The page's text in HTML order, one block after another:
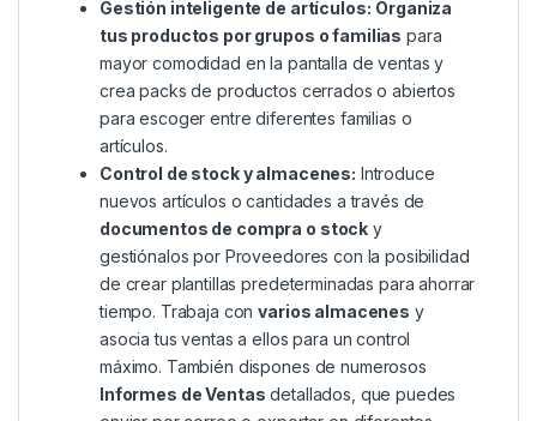
Gestión inteligente de artículos: Organiza
tus productos por grupos o familias para
mayor comodidad en la pantalla de ventas y
crea packs de productos cerrados o abiertos
para escoger entre diferentes familias o
artículos.
Control de stock y almacenes: Introduce
nuevos artículos o cantidades a través de
documentos de compra o stock y
gestiónalos por Proveedores con la posibilidad
de crear plantillas predeterminadas para ahorrar
tiempo. Trabaja convarios almacenes y
asocia tus ventas a ellos para un control
máximo. También dispones de numerosos
Informes de Ventas detallados, que puedes